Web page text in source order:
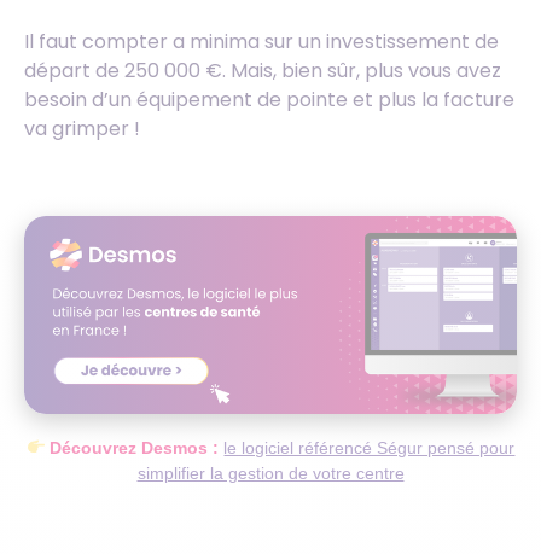
Il faut compter a minima sur un investissement de
départ de 250 000 €. Mais, bien sûr, plus vous avez
besoin d’un équipement de pointe et plus la facture
va grimper !
Découvrez Desmos : le logiciel référencé Ségur pensé pour
simplifier la gestion de votre centre